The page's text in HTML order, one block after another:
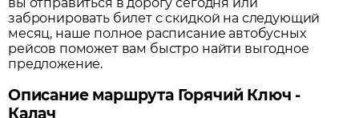
забронировать билет с скидкой на следующий
месяц, наше полное расписание автобусных
рейсов поможет вам быстро найти выгодное
предложение.
Описание маршрута Горячий Ключ -
Калач